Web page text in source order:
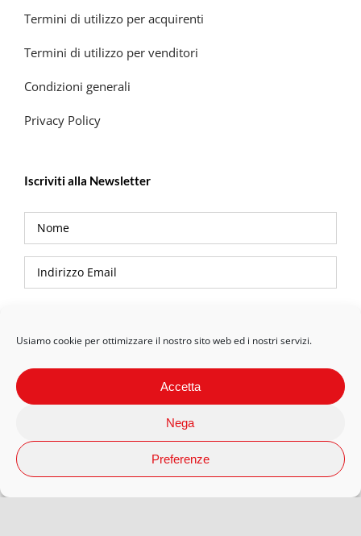
Usiamo cookie per ottimizzare il nostro sito web ed i nostri servizi.
Accetta
Nega
Preferenze
Termini di utilizzo per acquirenti
Termini di utilizzo per venditori
Condizioni generali
Privacy Policy
Iscriviti alla Newsletter